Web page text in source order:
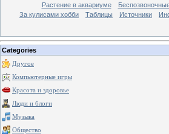
Растение в аквариуме
Беспозвоночные
За кулисами хобби
Таблицы Источники
Categories
Другое
Компьютерные игры
Красота и здоровье
Люди и блоги
Музыка
Общество